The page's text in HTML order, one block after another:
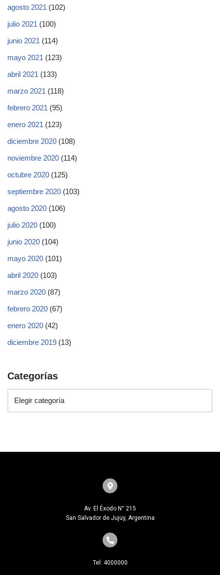
agosto 2021 (102)
julio 2021 (100)
junio 2021 (114)
mayo 2021 (123)
abril 2021 (133)
marzo 2021 (118)
febrero 2021 (95)
enero 2021 (123)
diciembre 2020 (108)
noviembre 2020 (114)
octubre 2020 (125)
septiembre 2020 (103)
agosto 2020 (106)
julio 2020 (100)
junio 2020 (104)
mayo 2020 (101)
abril 2020 (103)
marzo 2020 (87)
febrero 2020 (67)
enero 2020 (42)
diciembre 2019 (13)
Categorías
Av. El Éxodo N° 215
San Salvador de Jujuy, Argentina
Tel: 4000000